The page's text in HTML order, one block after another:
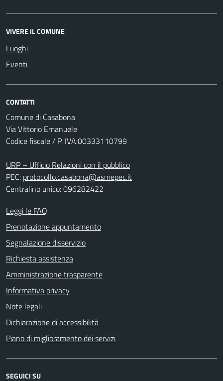
VIVERE IL COMUNE
Luoghi
Eventi
CONTATTI
Comune di Casabona
Via Vittorio Emanuele
Codice fiscale / P. IVA:00333110799
URP – Ufficio Relazioni con il pubblico
PEC: protocollo.casabona@asmepec.it
Centralino unico: 096282422
Leggi le FAQ
Prenotazione appuntamento
Segnalazione disservizio
Richiesta assistenza
Amministrazione trasparente
Informativa privacy
Note legali
Dichiarazione di accessibilità
Piano di miglioramento dei servizi
SEGUICI SU